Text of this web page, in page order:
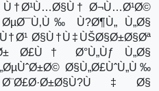
Ù†Ø¹Ù…Ø§Ù† Ø¬Ù…Ø¹Ø©
ØµØ¯Ù‚Ù‰ Ù?Ø¶Ù„ Ù„Ø§
Ø§Ù†Ù‡ÙŠØ§Ø±Ø§Øª
Ø£Ù† Ø°Ù„Ùƒ Ù„Ø§
Ø§Ù„Ø£ÙˆÙ„Ù‰